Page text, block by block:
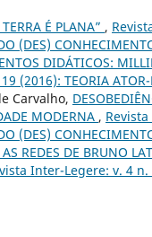
TERRA É PLANA” ,
(DES)
DIDÁTICOS:
(2016): TEORIA ATOR-
Carvalho,
MODERNA ,
(DES)
REDES DE BRUNO
Inter-Legere: v. 4 n.